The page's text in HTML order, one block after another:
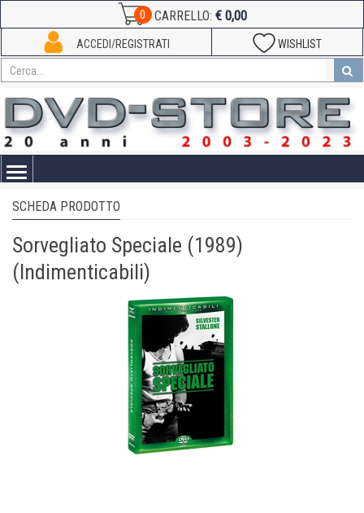
0 CARRELLO: € 0,00
WISHLIST
ACCEDI/REGISTRATI
Toggle
SCHEDA PRODOTTO
Sorvegliato Speciale (1989)
(Indimenticabili)